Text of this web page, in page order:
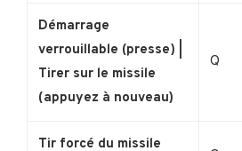
Démarrage
verrouillable (presse) |
Tirer sur le missile
(appuyez à nouveau)
Q
Tir forcé du missile